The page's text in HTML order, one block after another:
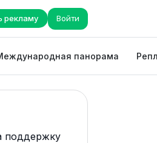
рекламу Войти
панорама
поддержку